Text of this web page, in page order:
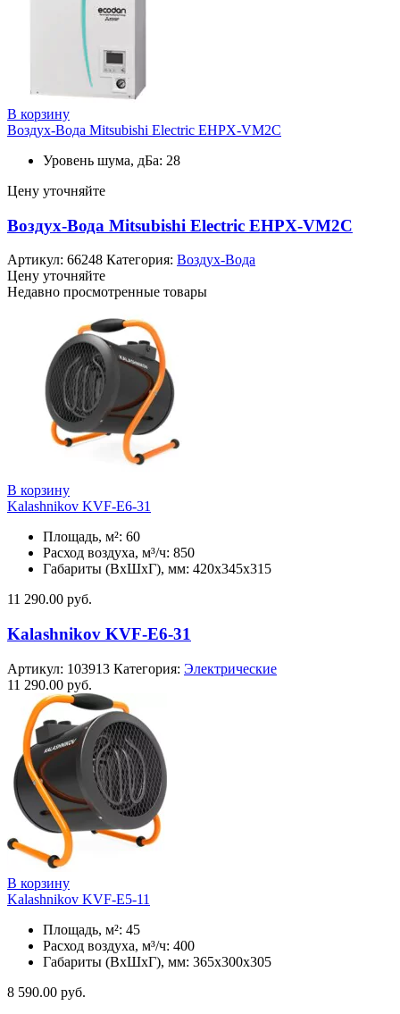
В корзину
Воздух-Вода Mitsubishi Electric EHPX-VM2C
Уровень шума, дБа: 28
Цену уточняйте
Воздух-Вода Mitsubishi Electric EHPX-VM2C
Артикул: 66248 Категория: Воздух-Вода
Цену уточняйте
Недавно просмотренные товары
В корзину
Kalashnikov KVF-E6-31
Площадь, м²: 60
Расход воздуха, м³/ч: 850
Габариты (ВхШхГ), мм: 420x345x315
11 290.00 руб.
Kalashnikov KVF-E6-31
Артикул: 103913 Категория: Электрические
11 290.00 руб.
В корзину
Kalashnikov KVF-E5-11
Площадь, м²: 45
Расход воздуха, м³/ч: 400
Габариты (ВхШхГ), мм: 365x300x305
8 590.00 руб.